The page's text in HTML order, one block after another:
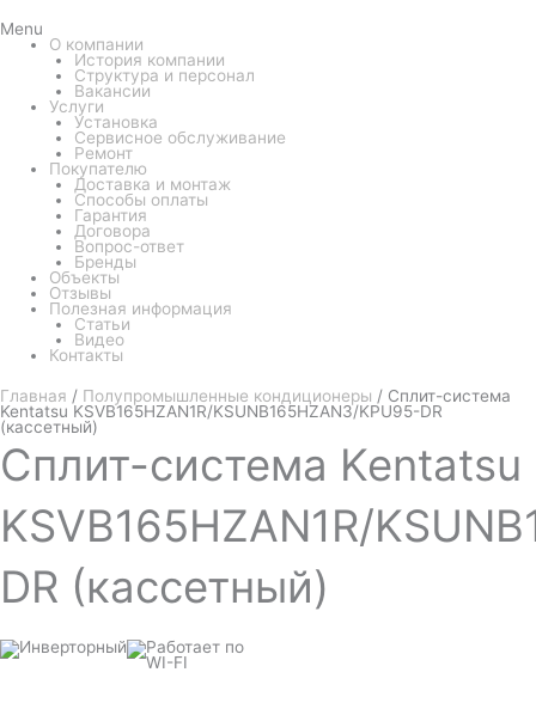
Menu
О компании
История компании
Структура и персонал
Вакансии
Услуги
Установка
Сервисное обслуживание
Ремонт
Покупателю
Доставка и монтаж
Способы оплаты
Гарантия
Договора
Вопрос-ответ
Бренды
Объекты
Отзывы
Полезная информация
Статьи
Видео
Контакты
Главная / Полупромышленные кондиционеры / Сплит-система
Kentatsu KSVB165HZAN1R/KSUNB165HZAN3/KPU95-DR
(кассетный)
Сплит-система Kentatsu
KSVB165HZAN1R/
DR (кассетный)